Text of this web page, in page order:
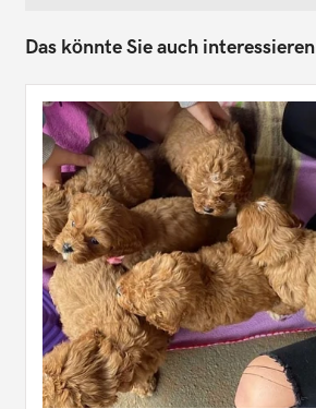
Das könnte Sie auch interessieren